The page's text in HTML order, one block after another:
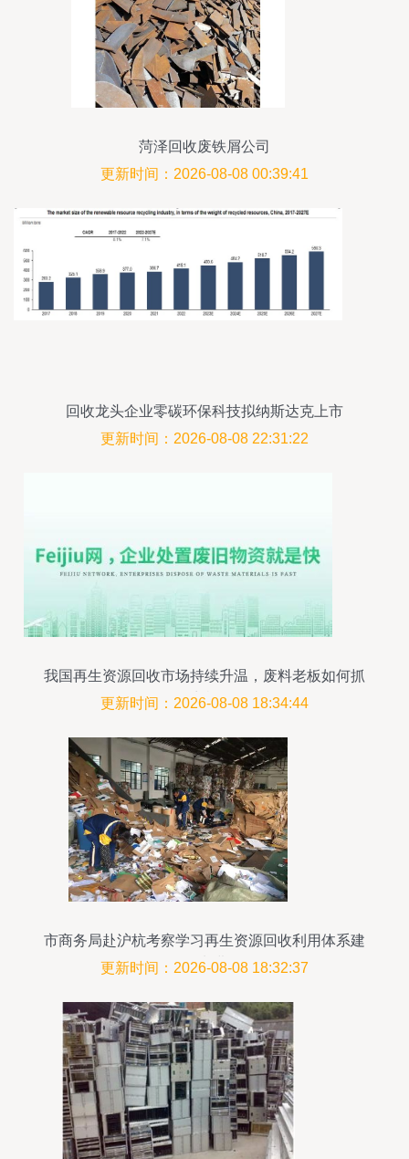
菏泽回收废铁屑公司
更新时间：2026-08-08 00:39:41
回收龙头企业零碳环保科技拟纳斯达克上市
更新时间：2026-08-08 22:31:22
我国再生资源回收市场持续升温，废料老板如何抓
住商机？
更新时间：2026-08-08 18:34:44
市商务局赴沪杭考察学习再生资源回收利用体系建
设管理先进经验
更新时间：2026-08-08 18:32:37